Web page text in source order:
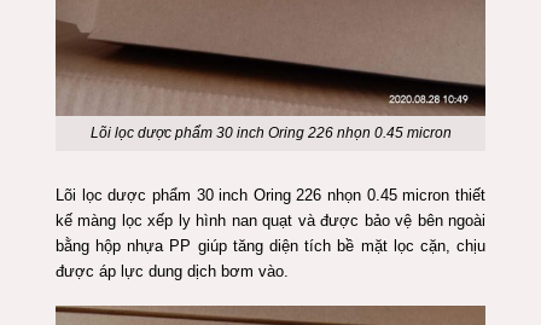
Lõi lọc dược phẩm 30 inch Oring 226 nhọn 0.45 micron
Lõi lọc dược phẩm 30 inch Oring 226 nhọn 0.45 micron thiết
kế màng lọc xếp ly hình nan quạt và được bảo vệ bên ngoài
bằng hộp nhựa PP giúp tăng diện tích bề mặt lọc cặn, chịu
được áp lực dung dịch bơm vào.